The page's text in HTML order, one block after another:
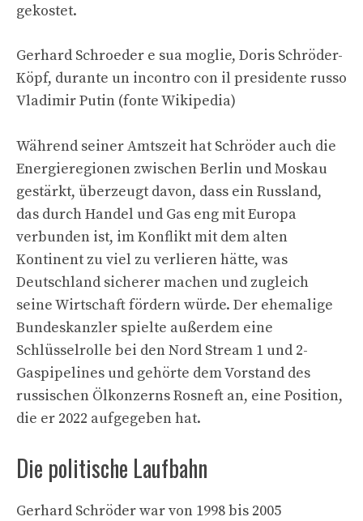
gekostet.
Gerhard Schroeder e sua moglie, Doris Schröder-
Köpf, durante un incontro con il presidente russo
Vladimir Putin (fonte Wikipedia)
Während seiner Amtszeit hat Schröder auch die
Energieregionen zwischen Berlin und Moskau
gestärkt, überzeugt davon, dass ein Russland,
das durch Handel und Gas eng mit Europa
verbunden ist, im Konflikt mit dem alten
Kontinent zu viel zu verlieren hätte, was
Deutschland sicherer machen und zugleich
seine Wirtschaft fördern würde. Der ehemalige
Bundeskanzler spielte außerdem eine
Schlüsselrolle bei den Nord Stream 1 und 2-
Gaspipelines und gehörte dem Vorstand des
russischen Ölkonzerns Rosneft an, eine Position,
die er 2022 aufgegeben hat.
Die politische Laufbahn
Gerhard Schröder war von 1998 bis 2005